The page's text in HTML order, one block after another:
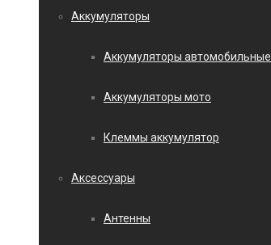
Аккумуляторы
Аккумуляторы автомобильные
Аккумуляторы мото
Клеммы аккумулятор
Аксессуары
Антенны